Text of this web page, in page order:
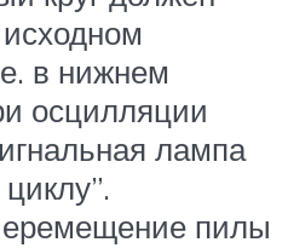
в нижнем
осцилляции
лампа
пилы